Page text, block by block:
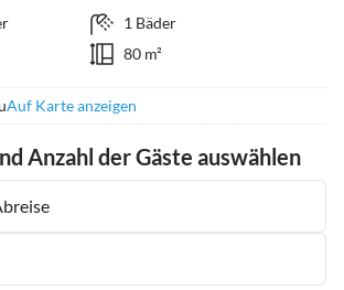
1 Bäder
80 m²
Auf Karte anzeigen
Anzahl der Gäste auswählen